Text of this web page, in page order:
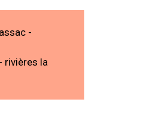
-
rivières la